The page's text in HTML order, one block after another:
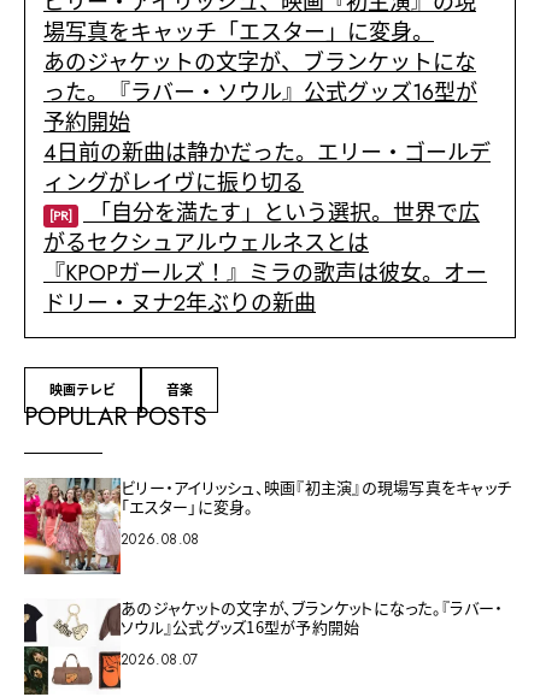
場写真をキャッチ「エスター」に変身。
あのジャケットの文字が、ブランケットにな
った。『ラバー・ソウル』公式グッズ16型が
予約開始
4日前の新曲は静かだった。エリー・ゴールデ
ィングがレイヴに振り切る
[PR] 「自分を満たす」という選択。世界で広
がるセクシュアルウェルネスとは
『KPOPガールズ！』ミラの歌声は彼女。オー
ドリー・ヌナ2年ぶりの新曲
映画テレビ 音楽
POPULAR POSTS
ビリー・アイリッシュ、映画『初主演』の現場写真をキャッチ
「エスター」に変身。
2026.08.08
あのジャケットの文字が、ブランケットになった。『ラバー・
ソウル』公式グッズ16型が予約開始
2026.08.07